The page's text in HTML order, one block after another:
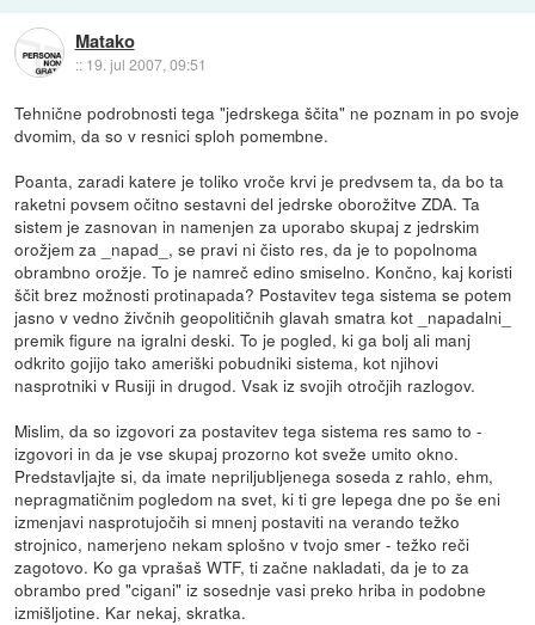
Matako
:: 19. jul 2007, 09:51
Tehnične podrobnosti tega "jedrskega ščita" ne poznam in po svoje
dvomim, da so v resnici sploh pomembne.
Poanta, zaradi katere je toliko vroče krvi je predvsem ta, da bo ta
raketni povsem očitno sestavni del jedrske oborožitve ZDA. Ta
sistem je zasnovan in namenjen za uporabo skupaj z jedrskim
orožjem za _napad_, se pravi ni čisto res, da je to popolnoma
obrambno orožje. To je namreč edino smiselno. Končno, kaj koristi
ščit brez možnosti protinapada? Postavitev tega sistema se potem
jasno v vedno živčnih geopolitičnih glavah smatra kot _napadalni_
premik figure na igralni deski. To je pogled, ki ga bolj ali manj
odkrito gojijo tako ameriški pobudniki sistema, kot njihovi
nasprotniki v Rusiji in drugod. Vsak iz svojih otročjih razlogov.
Mislim, da so izgovori za postavitev tega sistema res samo to -
izgovori in da je vse skupaj prozorno kot sveže umito okno.
Predstavljajte si, da imate nepriljubljenega soseda z rahlo, ehm,
nepragmatičnim pogledom na svet, ki ti gre lepega dne po še eni
izmenjavi nasprotujočih si mnenj postaviti na verando težko
strojnico, namerjeno nekam splošno v tvojo smer - težko reči
zagotovo. Ko ga vprašaš WTF, ti začne nakladati, da je to za
obrambo pred "cigani" iz sosednje vasi preko hriba in podobne
izmišljotine. Kar nekaj, skratka.